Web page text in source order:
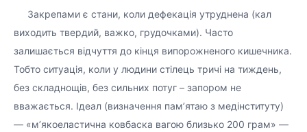
⠀⠀Закрепами є стани, коли дефекація утруднена (кал
виходить твердий, важко, грудочками). Часто
залишається відчуття до кінця випорожненого кишечника.
Тобто ситуація, коли у людини стілець тричі на тиждень,
без складнощів, без сильних потуг – запором не
вважається. Ідеал (визначення пам’ятаю з медінституту)
— «м’якоеластична ковбаска вагою близько 200 грам» —